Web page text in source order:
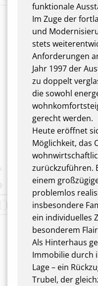
funktionale
Im Zuge der
und
stets
Anforderungen
Jahr 1997 der
zu doppelt
die sowohl
gerecht werden.
Heute eröffnet
Möglichkeit, das
zurückzuführen.
einem
problemlos
insbesondere
ein individuelles
besonderem
Als Hinterhaus
Immobilie durch
Lage – ein
Trubel, der